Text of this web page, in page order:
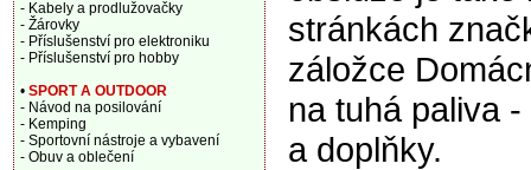
stránkách
záložce
na tuhá paliva
a doplňky.
- Kabely a prodlužovačky
- Žárovky
- Příslušenství pro elektroniku
- Příslušenství pro hobby
• SPORT A OUTDOOR
- Návod na posilování
- Kemping
- Sportovní nástroje a vybavení
- Obuv a oblečení